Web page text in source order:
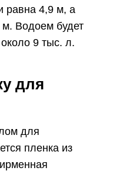
равна 4,9 м, а
Водоем будет
9 тыс. л.
для
для
пленка из